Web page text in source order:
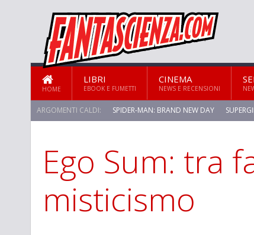
HOME
LIBRI
EBOOK E FUMETTI
CINEMA
NEWS E RECENSIONI
ARGOMENTI CALDI: SPIDER-MAN: BRAND NEW DAY
Ego Sum: tra
misticismo